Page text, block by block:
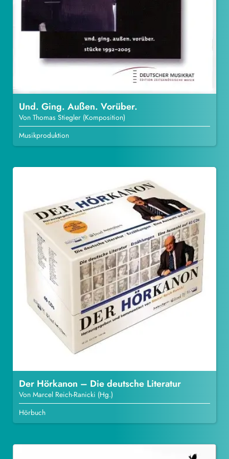
Und. Ging. Außen. Vorüber.
Von Thomas Stiegler (Komposition)
Musikproduktion
Der Hörkanon – Die deutsche Literatur
Von Marcel Reich-Ranicki (Hg.)
Hörbuch